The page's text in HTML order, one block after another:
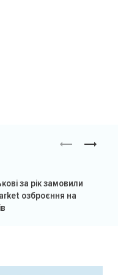
за рік замовили
озброєння на